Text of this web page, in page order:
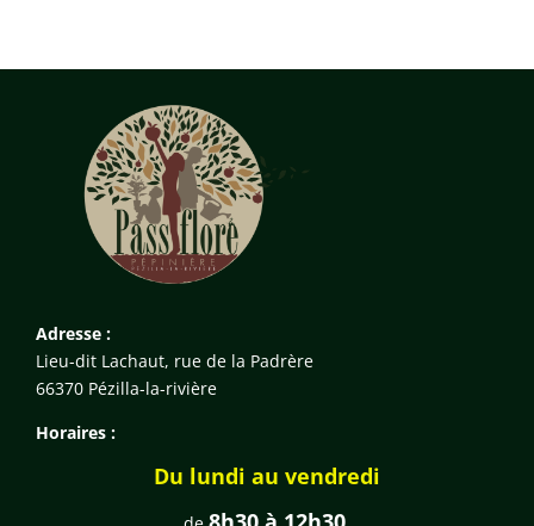
Adresse :
Lieu-dit Lachaut, rue de la Padrère
66370 Pézilla-la-rivière
Horaires :
Du lundi au vendredi